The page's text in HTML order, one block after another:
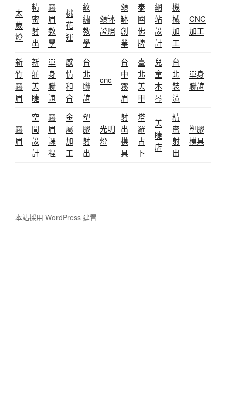
太
歲
燈
精
密
射
出
霧
眉
教
學
桃
花
運
紋
繡
教
學
頌缽
證照
頌
缽
創
業
泰
國
佛
牌
網
站
設
計
機
械
加
工
CNC
加工
新
竹
霧
眉
新
莊
美
睫
單
身
聯
誼
感
情
和
合
台
北
聯
誼
cnc
台
中
霧
眉
臺
北
美
甲
兒
童
木
琴
台
北
裝
潢
單身
聯誼
霧
眉
空
間
設
計
霧
眉
課
程
金
屬
加
工
塑
膠
射
出
光明
燈
射
出
模
具
塔
羅
占
卜
美
睫
店
精
密
射
出
塑膠
模具
本站採用 WordPress 建置